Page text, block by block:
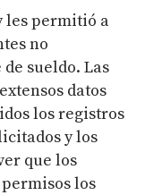
les permitió a
no
sueldo. Las
datos
los registros
y los
que los
los